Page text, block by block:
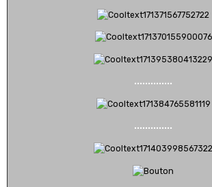
..............
..............